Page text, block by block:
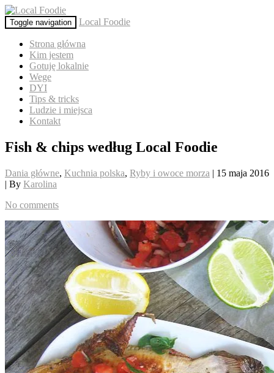
Toggle navigation Local Foodie
Strona główna
Kim jestem
Gotuję lokalnie
Wege
DYI
Tips & tricks
Ludzie i miejsca
Kontakt
Fish & chips według Local Foodie
Dania główne, Kuchnia polska, Ryby i owoce morza | 15 maja 2016
| By Karolina
No comments